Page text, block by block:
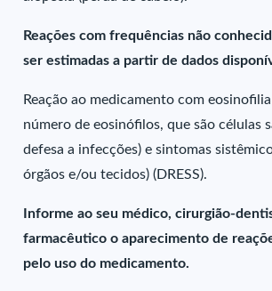
Reações com frequências não
ser estimadas a partir de dados
Reação ao medicamento com
número de eosinófilos, que são células
defesa a infecções) e sintomas
órgãos e/ou tecidos) (DRESS).
Informe ao seu médico, cirurgião-
farmacêutico o aparecimento de
pelo uso do medicamento.